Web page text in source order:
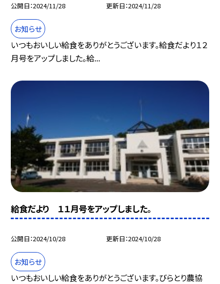
公開日 2024/11/28 更新日 2024/11/28
お知らせ
いつもおいしい給食をありがとうございます。給食だより１２
月号をアップしました。給...
給食だより １１月号をアップしました。
公開日 2024/10/28 更新日 2024/10/28
お知らせ
いつもおいしい給食をありがとうございます。びらとり農協